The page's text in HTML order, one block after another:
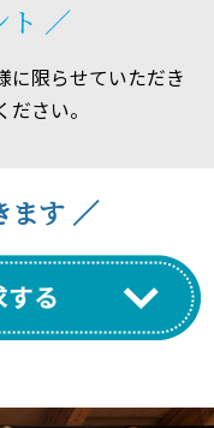
／
限らせていただき
さい。
ます ／